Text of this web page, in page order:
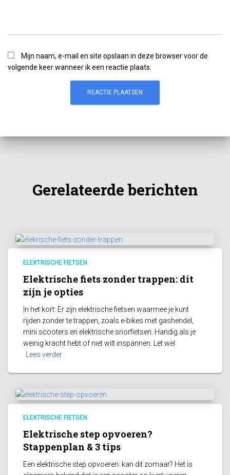
Mijn naam, e-mail en site opslaan in deze browser voor de
volgende keer wanneer ik een reactie plaats.
Gerelateerde berichten
ELEKTRISCHE FIETSEN
Elektrische fiets zonder trappen: dit
zijn je opties
In het kort: Er zijn elektrische fietsen waarmee je kunt
rijden zonder te trappen, zoals e-bikes met gashendel,
mini scooters en elektrische snorfietsen. Handig als je
weinig kracht hebt of niet wilt inspannen. Let wel
Lees verder
ELEKTRISCHE FIETSEN
Elektrische step opvoeren?
Stappenplan & 3 tips
Een elektrische step opvoeren: kan dit zomaar? Het is